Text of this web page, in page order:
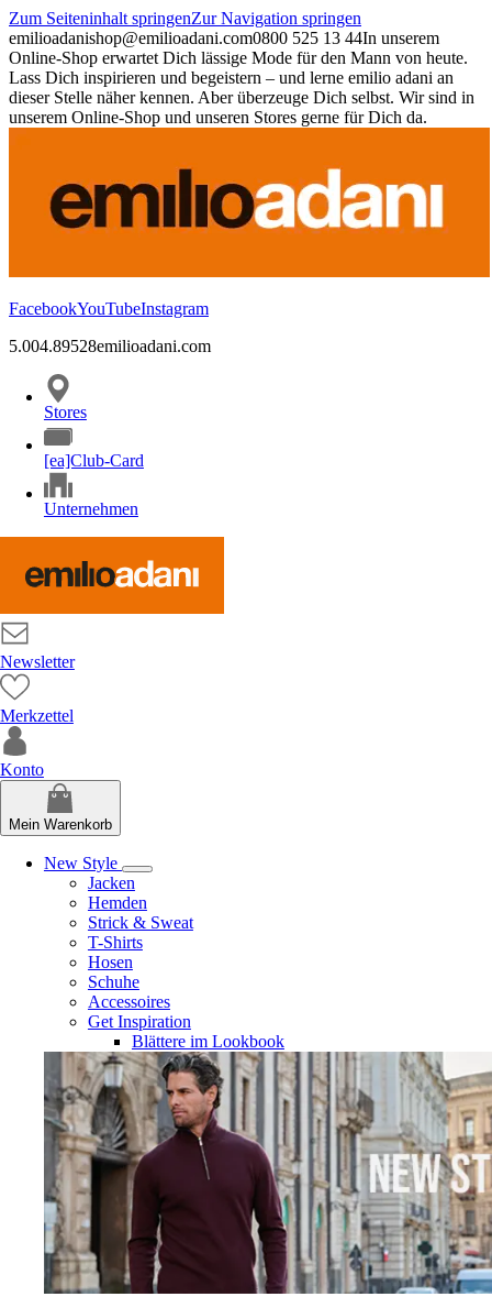
Zum Seiteninhalt springenZur Navigation springen
emilioadanishop@emilioadani.com0800 525 13 44In unserem
Online-Shop erwartet Dich lässige Mode für den Mann von heute.
Lass Dich inspirieren und begeistern – und lerne emilio adani an
dieser Stelle näher kennen. Aber überzeuge Dich selbst. Wir sind in
unserem Online-Shop und unseren Stores gerne für Dich da.
FacebookYouTubeInstagram
5.004.89528emilioadani.com
Stores
[ea]Club-Card
Unternehmen
Newsletter
Merkzettel
Konto
Mein Warenkorb
New Style
Jacken
Hemden
Strick & Sweat
T-Shirts
Hosen
Schuhe
Accessoires
Get Inspiration
Blättere im Lookbook